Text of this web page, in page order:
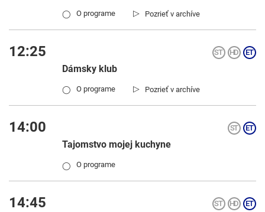
▷ Pozrieť v archíve
◯ O programe
12:25
Dámsky klub
▷ Pozrieť v archíve
◯ O programe
14:00
Tajomstvo mojej kuchyne
◯ O programe
14:45